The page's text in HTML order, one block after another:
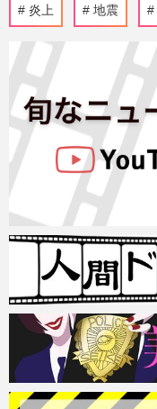
炎上 地震